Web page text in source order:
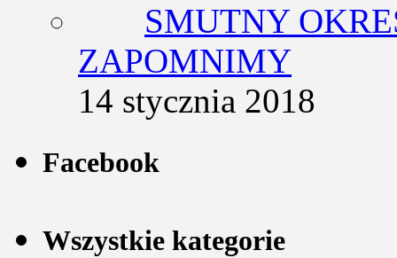
SMUTNY
ZAPOMNIMY
14 stycznia 2018
Facebook
Wszystkie kategorie